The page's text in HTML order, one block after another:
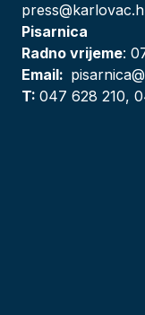
Pisarnica
Radno vrijeme:
Email:
T:047 628 210,